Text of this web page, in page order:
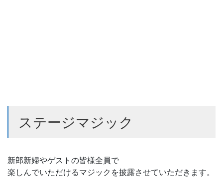
ステージマジック
新郎新婦やゲストの皆様全員で
楽しんでいただけるマジックを披露させていただきます。